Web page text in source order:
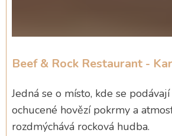
Beef & Rock Restaurant -
Jedná se o místo, kde se
ochucené hovězí pokrmy a
rozdmýchává rocková hudba.